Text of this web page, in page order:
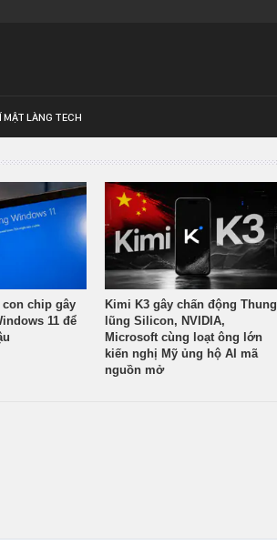
MẬT LÀNG TECH
chip gây
11 để
Kimi K3 gây chấn động Thung
lũng Silicon, NVIDIA,
Microsoft cùng loạt ông lớn
kiến nghị Mỹ ủng hộ AI mã
nguồn mở